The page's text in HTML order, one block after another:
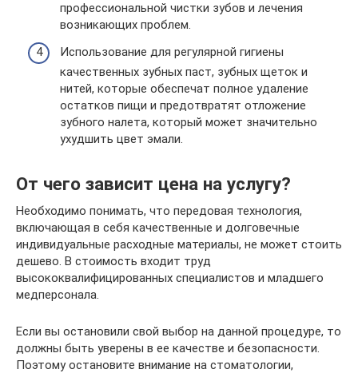
профессиональной чистки зубов и лечения
возникающих проблем.
Использование для регулярной гигиены
качественных зубных паст, зубных щеток и
нитей, которые обеспечат полное удаление
остатков пищи и предотвратят отложение
зубного налета, который может значительно
ухудшить цвет эмали.
От чего зависит цена на услугу?
Необходимо понимать, что передовая технология,
включающая в себя качественные и долговечные
индивидуальные расходные материалы, не может стоить
дешево. В стоимость входит труд
высококвалифицированных специалистов и младшего
медперсонала.
Если вы остановили свой выбор на данной процедуре, то
должны быть уверены в ее качестве и безопасности.
Поэтому остановите внимание на стоматологии,